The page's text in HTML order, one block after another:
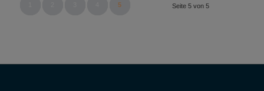
Seite 5 von 5
5